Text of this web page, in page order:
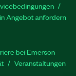
Angebot anfordern
bei Emerson
Veranstaltungen